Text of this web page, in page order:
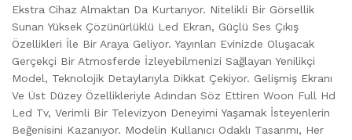
Ekstra Cihaz Almaktan Da Kurtarıyor. Nitelikli Bir Görsellik
Sunan Yüksek Çözünürlüklü Led Ekran, Güçlü Ses Çıkış
Özellikleri İle Bir Araya Geliyor. Yayınları Evinizde Oluşacak
Gerçekçi Bir Atmosferde İzleyebilmenizi Sağlayan Yenilikçi
Model, Teknolojik Detaylarıyla Dikkat Çekiyor. Gelişmiş Ekranı
Ve Üst Düzey Özellikleriyle Adından Söz Ettiren Woon Full Hd
Led Tv, Verimli Bir Televizyon Deneyimi Yaşamak İsteyenlerin
Beğenisini Kazanıyor. Modelin Kullanıcı Odaklı Tasarımı, Her